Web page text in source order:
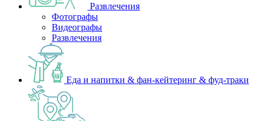
Развлечения
Фотографы
Видеографы
Развлечения
Еда и напитки & фан-кейтеринг & фуд-траки